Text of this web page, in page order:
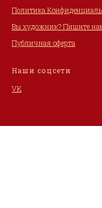
Политика
Вы художник? Пишите
Публичная оферта
Наши соцсети
VK